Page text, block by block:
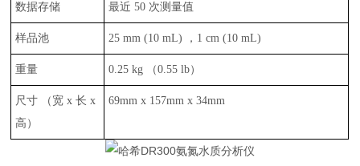
数据存储 最近 50 次测量值
样品池 25 mm (10 mL) ， 1 cm (10 mL)
重量 0.25 kg （0.55 lb）
尺寸 （宽 x长x
高）
69mm x 157mm x 34mm